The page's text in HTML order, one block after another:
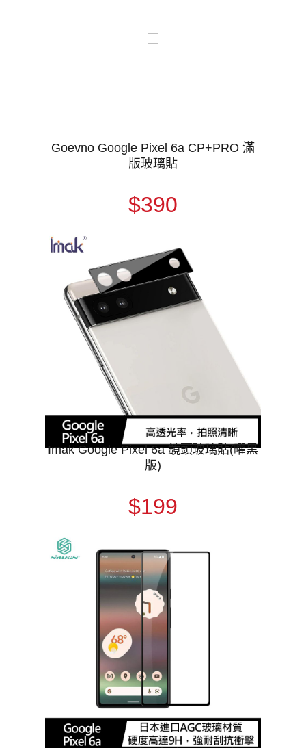
Goevno Google Pixel 6a CP+PRO 滿
版玻璃貼
$390
Imak Google Pixel 6a 鏡頭玻璃貼(曜黑
版)
$199